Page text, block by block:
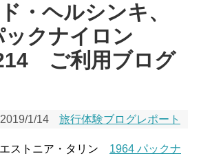
・ヘルシンキ、
クナイロン
ご利用ブログ
2019/1/14 旅行体験ブログレポート
ストニア・タリン 1964 パックナ